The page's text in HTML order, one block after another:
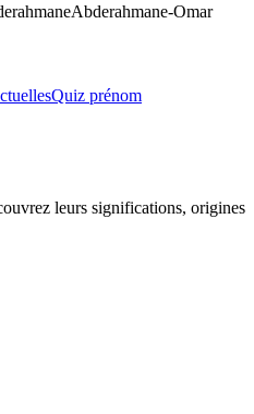
Abderahmane-Omar
Quiz prénom
leurs significations, origines